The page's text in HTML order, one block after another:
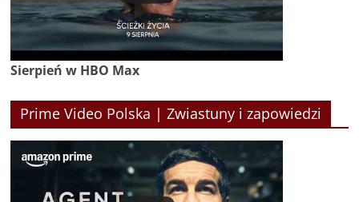
Sierpień w HBO Max
Prime Video Polska | Zwiastuny i zapowiedzi